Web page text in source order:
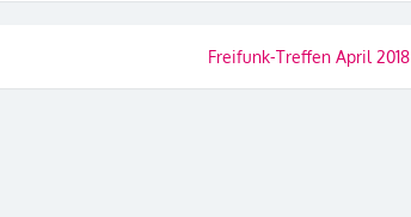
Freifunk-Treffen April 2018